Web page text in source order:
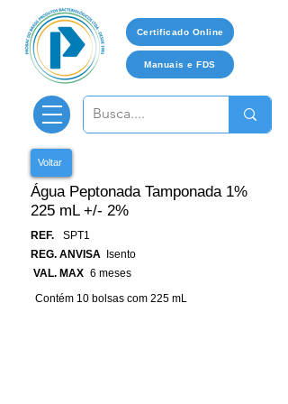
Certificado Online
Manuais e FDS
Voltar
Água Peptonada Tamponada 1%
225 mL +/- 2%
REF.
SPT1
REG. ANVISA
Isento
VAL. MAX 6 meses
Contém 10 bolsas com 225 mL